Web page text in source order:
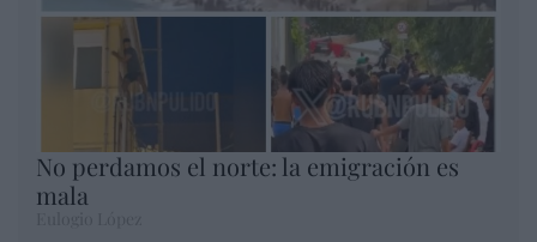
No perdamos el norte: la emigración es
mala